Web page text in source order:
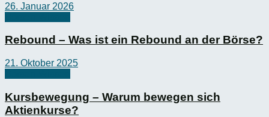
26. Januar 2026
Rebound – Was ist ein Rebound an der Börse?
21. Oktober 2025
Kursbewegung – Warum bewegen sich
Aktienkurse?